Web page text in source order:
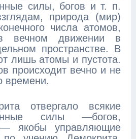
силы, богов и т. п.
природа (мир)
числа атомов,
вечном движении в
пространстве. В
лишь атомы и пустота.
происходит вечно и не
времени.
отвергало всякие
силы —богов,
якобы управляющие